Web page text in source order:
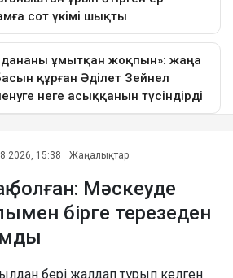
15:38 Жаңалықтар
болған: Мәскеуде
бірге терезеден
бері жалдап тұрып келген